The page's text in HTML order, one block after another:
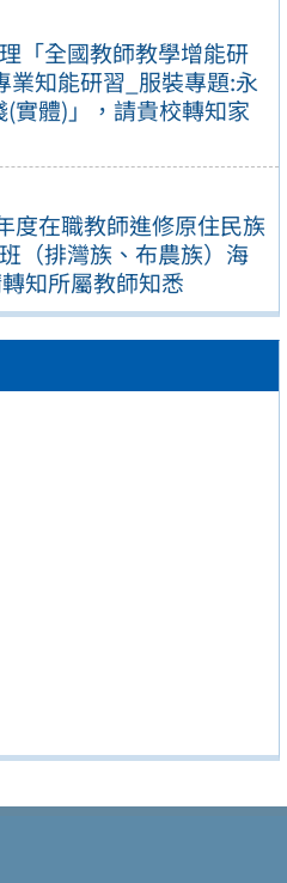
「全國教師教學增能研
業知能研習_服裝專題:永
實體)」，請貴校轉知家
度在職教師進修原住民族
（排灣族、布農族）海
知所屬教師知悉